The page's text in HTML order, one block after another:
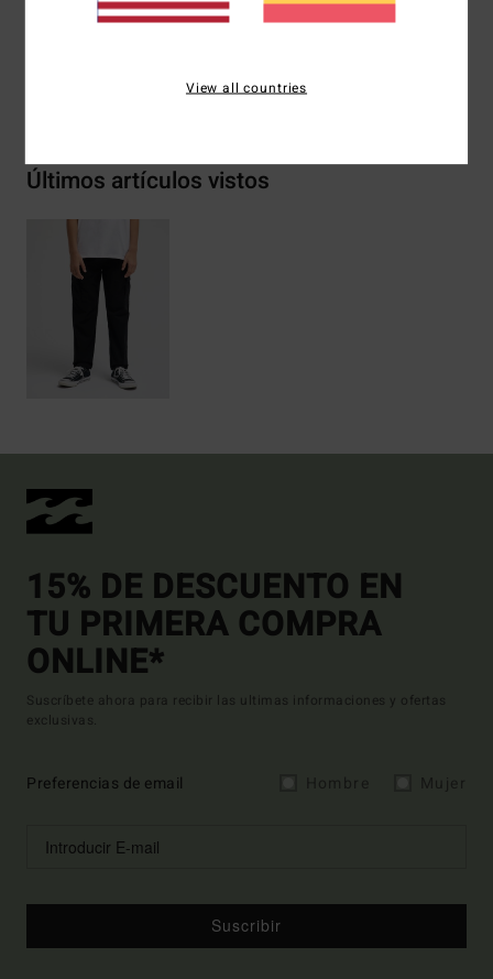
Envíos y Devoluciones
Últimos artículos vistos
15% DE DESCUENTO EN
TU PRIMERA COMPRA
ONLINE*
Suscríbete ahora para recibir las ultimas informaciones y ofertas
exclusivas.
Preferencias de email
Suscribir
View all countries